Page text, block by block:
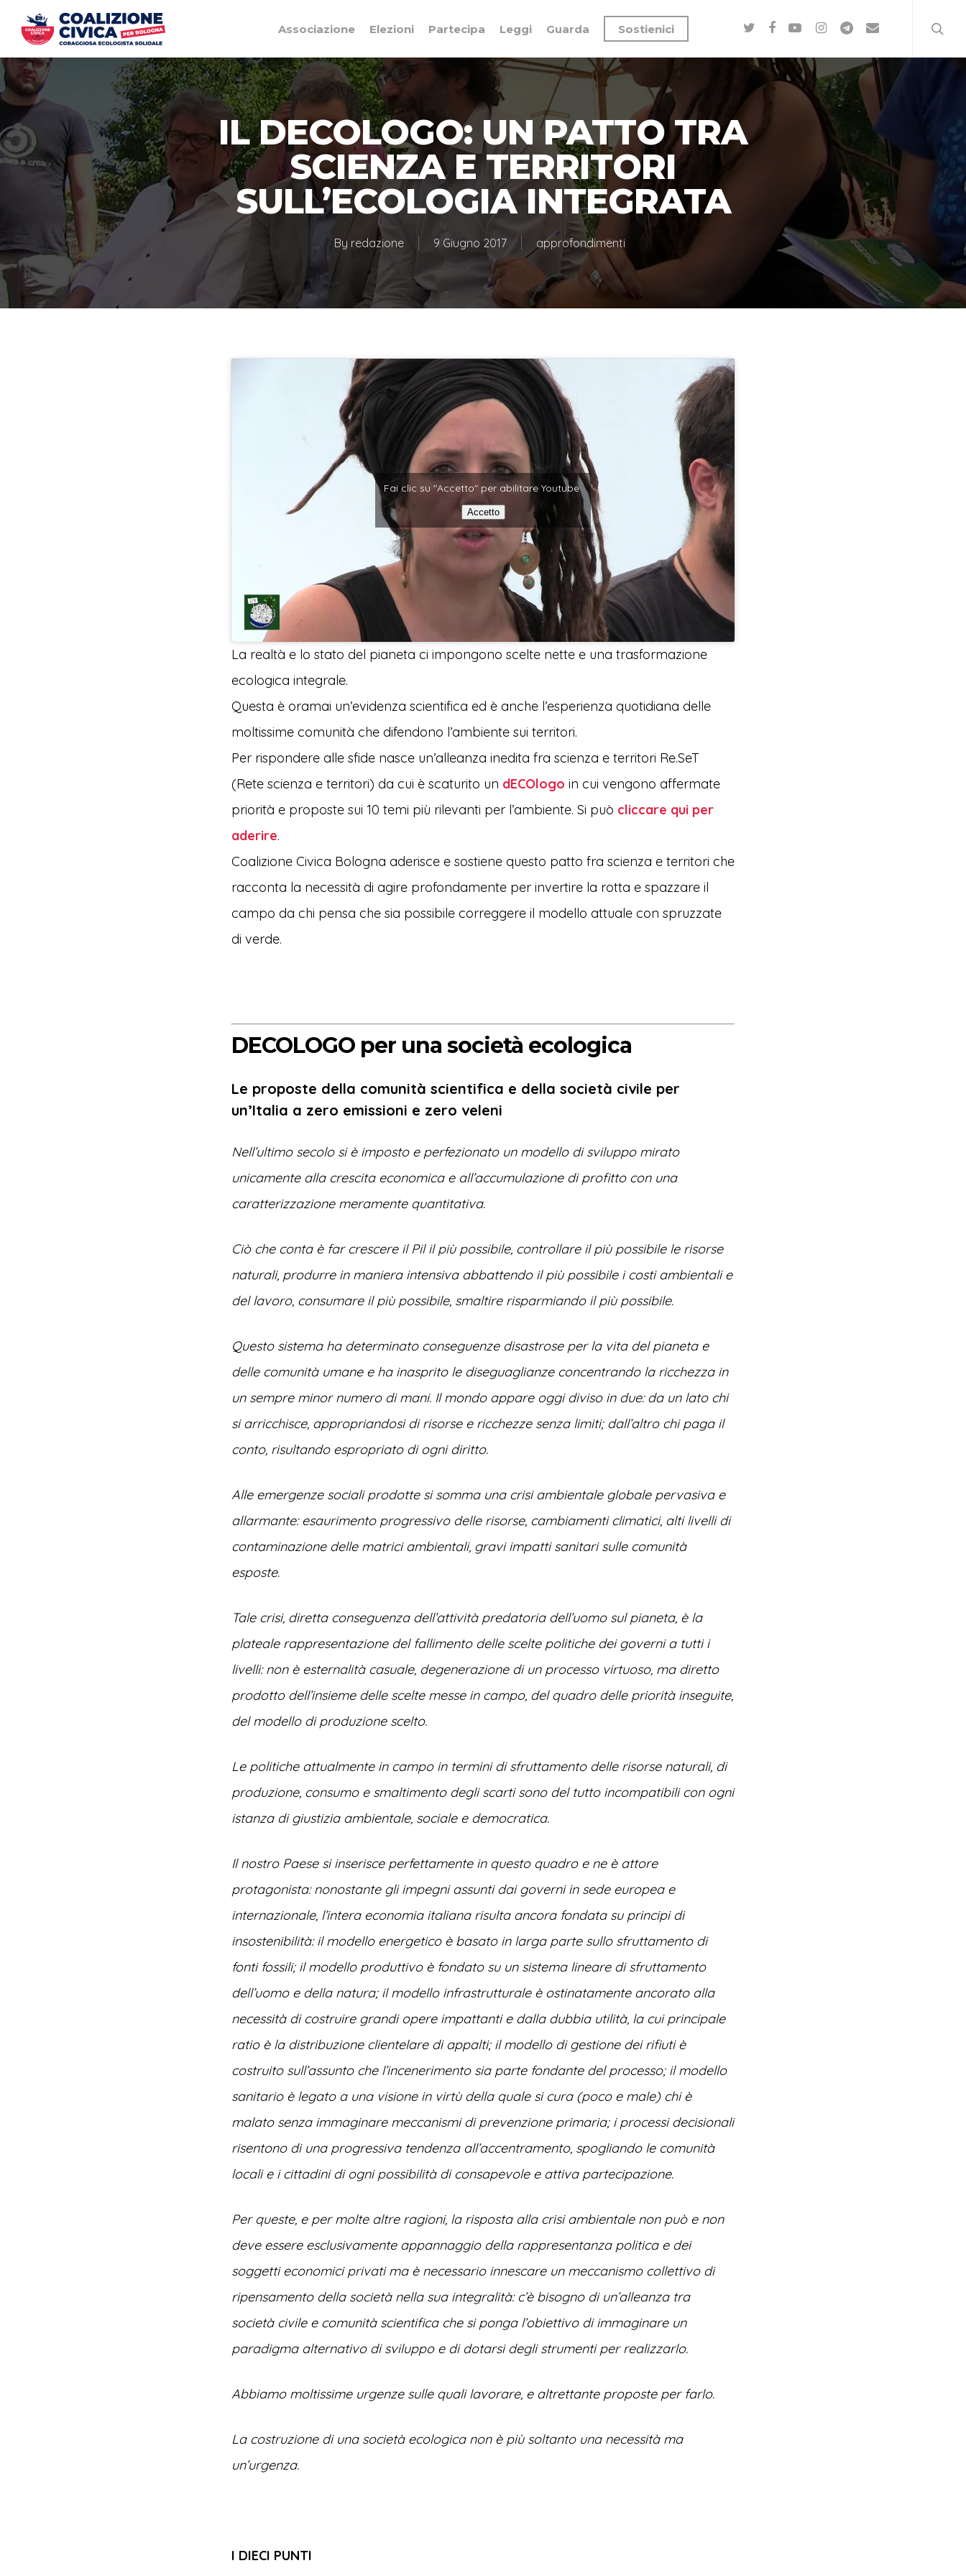
Associazione Elezioni Partecipa Leggi Guarda Sostienici
IL DECOLOGO: UN PATTO TRA
SCIENZA E TERRITORI
SULL’ECOLOGIA INTEGRATA
By redazione 9 Giugno 2017 approfondimenti
Fai clic su "Accetto" per abilitare Youtube
Accetto
La realtà e lo stato del pianeta ci impongono scelte nette e una trasformazione
ecologica integrale.
Questa è oramai un’evidenza scientifica ed è anche l’esperienza quotidiana delle
moltissime comunità che difendono l’ambiente sui territori.
Per rispondere alle sfide nasce un’alleanza inedita fra scienza e territori Re.SeT
(Rete scienza e territori) da cui è scaturito un dECOlogo in cui vengono affermate
priorità e proposte sui 10 temi più rilevanti per l’ambiente. Si può cliccare qui per
aderire.
Coalizione Civica Bologna aderisce e sostiene questo patto fra scienza e territori che
racconta la necessità di agire profondamente per invertire la rotta e spazzare il
campo da chi pensa che sia possibile correggere il modello attuale con spruzzate
di verde.
DECOLOGO per una società ecologica
Le proposte della comunità scientifica e della società civile per
un’Italia a zero emissioni e zero veleni
Nell’ultimo secolo si è imposto e perfezionato un modello di sviluppo mirato
unicamente alla crescita economica e all’accumulazione di profitto con una
caratterizzazione meramente quantitativa.
Ciò che conta è far crescere il Pil il più possibile, controllare il più possibile le risorse
naturali, produrre in maniera intensiva abbattendo il più possibile i costi ambientali e
del lavoro, consumare il più possibile, smaltire risparmiando il più possibile.
Questo sistema ha determinato conseguenze disastrose per la vita del pianeta e
delle comunità umane e ha inasprito le diseguaglianze concentrando la ricchezza in
un sempre minor numero di mani. Il mondo appare oggi diviso in due: da un lato chi
si arricchisce, appropriandosi di risorse e ricchezze senza limiti; dall’altro chi paga il
conto, risultando espropriato di ogni diritto.
Alle emergenze sociali prodotte si somma una crisi ambientale globale pervasiva e
allarmante: esaurimento progressivo delle risorse, cambiamenti climatici, alti livelli di
contaminazione delle matrici ambientali, gravi impatti sanitari sulle comunità
esposte.
Tale crisi, diretta conseguenza dell’attività predatoria dell’uomo sul pianeta, è la
plateale rappresentazione del fallimento delle scelte politiche dei governi a tutti i
livelli: non è esternalità casuale, degenerazione di un processo virtuoso, ma diretto
prodotto dell’insieme delle scelte messe in campo, del quadro delle priorità inseguite,
del modello di produzione scelto.
Le politiche attualmente in campo in termini di sfruttamento delle risorse naturali, di
produzione, consumo e smaltimento degli scarti sono del tutto incompatibili con ogni
istanza di giustizia ambientale, sociale e democratica.
Il nostro Paese si inserisce perfettamente in questo quadro e ne è attore
protagonista: nonostante gli impegni assunti dai governi in sede europea e
internazionale, l’intera economia italiana risulta ancora fondata su principi di
insostenibilità: il modello energetico è basato in larga parte sullo sfruttamento di
fonti fossili; il modello produttivo è fondato su un sistema lineare di sfruttamento
dell’uomo e della natura; il modello infrastrutturale è ostinatamente ancorato alla
necessità di costruire grandi opere impattanti e dalla dubbia utilità, la cui principale
ratio è la distribuzione clientelare di appalti; il modello di gestione dei rifiuti è
costruito sull’assunto che l’incenerimento sia parte fondante del processo; il modello
sanitario è legato a una visione in virtù della quale si cura (poco e male) chi è
malato senza immaginare meccanismi di prevenzione primaria; i processi decisionali
risentono di una progressiva tendenza all’accentramento, spogliando le comunità
locali e i cittadini di ogni possibilità di consapevole e attiva partecipazione.
Per queste, e per molte altre ragioni, la risposta alla crisi ambientale non può e non
deve essere esclusivamente appannaggio della rappresentanza politica e dei
soggetti economici privati ma è necessario innescare un meccanismo collettivo di
ripensamento della società nella sua integralità: c’è bisogno di un’alleanza tra
società civile e comunità scientifica che si ponga l’obiettivo di immaginare un
paradigma alternativo di sviluppo e di dotarsi degli strumenti per realizzarlo.
Abbiamo moltissime urgenze sulle quali lavorare, e altrettante proposte per farlo.
La costruzione di una società ecologica non è più soltanto una necessità ma
un’urgenza.
I DIECI PUNTI